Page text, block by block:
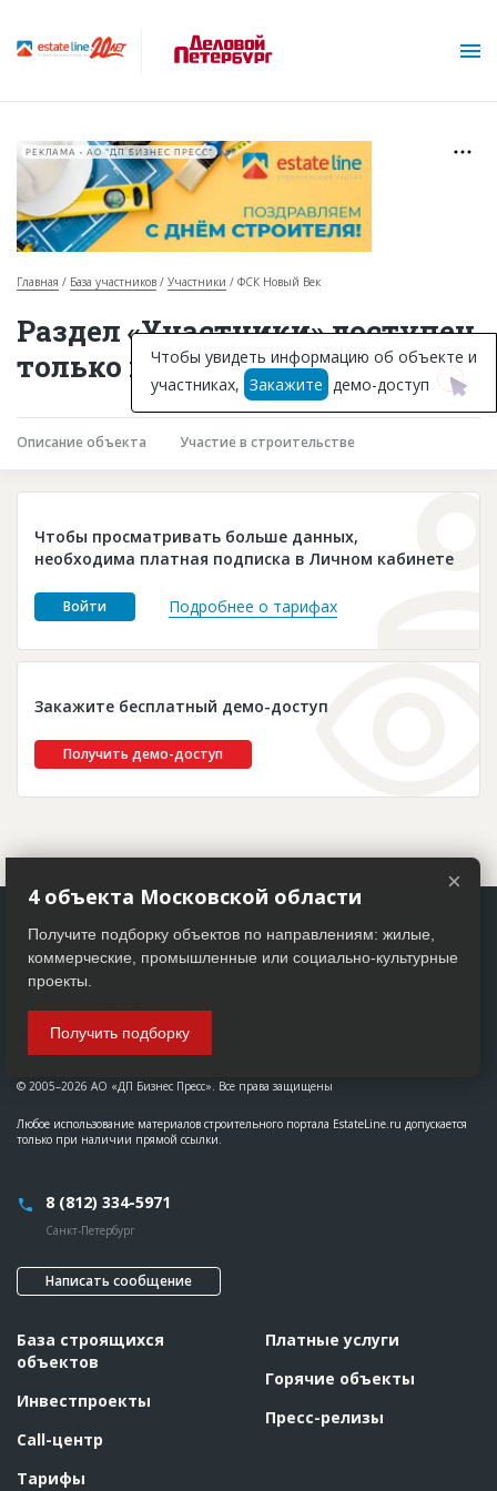
Горячие объекты
База строящихся объектов
Инвестпроекты
Глоссарий
Платные услуги
Пресс-релизы
РЕКЛАМА • АО "ДП БИЗНЕС ПРЕСС"
Главная База участников Участники ФСК Новый Век
Раздел «Участники» доступен
только подписчикам
Описание объекта Участие в строительстве
Чтобы просматривать больше данных,
необходима платная подписка в Личном кабинете
Войти Подробнее о тарифах
Закажите бесплатный демо-доступ
Получить демо-доступ
Чтобы увидеть информацию об объекте и
участниках, Закажите демо-доступ
© 2005–2026 АО «ДП Бизнес Пресс». Все права защищены
Любое использование материалов строительного портала EstateLine.ru допускается
только при наличии прямой ссылки.
8 (812) 334-5971
Санкт-Петербург
Написать сообщение
База строящихся
объектов
Инвестпроекты
Call-центр
Тарифы
Платные услуги
Горячие объекты
Пресс-релизы
×
4 объекта Московской области
Получите подборку объектов по направлениям: жилые,
коммерческие, промышленные или социально-культурные
проекты.
Получить подборку